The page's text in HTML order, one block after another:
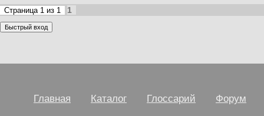
Страница 1 из 1 1
Главная Каталог Глоссарий Форум